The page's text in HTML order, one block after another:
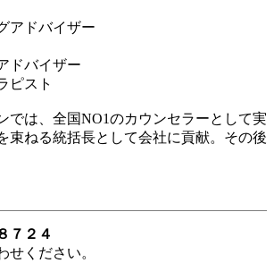
アドバイザー
ドバイザー
ピスト
では、全国NO1のカウンセラーとして実
束ねる統括長として会社に貢献。その後
７２４
せください。